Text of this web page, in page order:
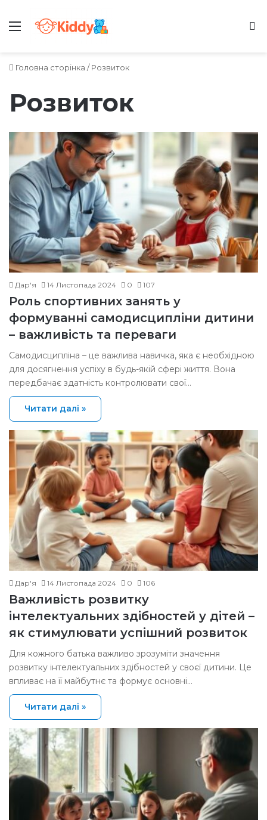
Меню
Головна сторінка / Розвиток
Розвиток
Дар'я 14 Листопада 2024 0 107
Роль спортивних занять у
формуванні самодисципліни дитини
– важливість та переваги
Самодисципліна – це важлива навичка, яка є необхідною
для досягнення успіху в будь-якій сфері життя. Вона
передбачає здатність контролювати свої…
Читати далі »
Дар'я 14 Листопада 2024 0 106
Важливість розвитку
інтелектуальних здібностей у дітей –
як стимулювати успішний розвиток
Для кожного батька важливо зрозуміти значення
розвитку інтелектуальних здібностей у своєї дитини. Це
впливає на її майбутнє та формує основні…
Читати далі »